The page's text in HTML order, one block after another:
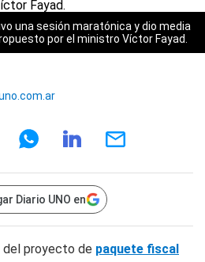
una sesión maratónica y dio media
por el ministro Víctor Fayad.
Diario UNO en
proyecto de paquete fiscal